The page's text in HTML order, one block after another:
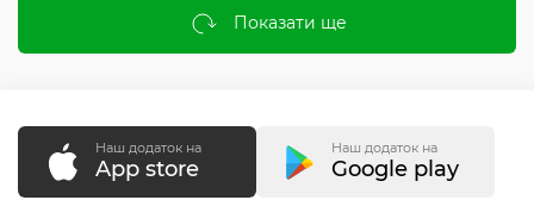
Показати ще
Наш додаток на
App store
Наш додаток на
Google play